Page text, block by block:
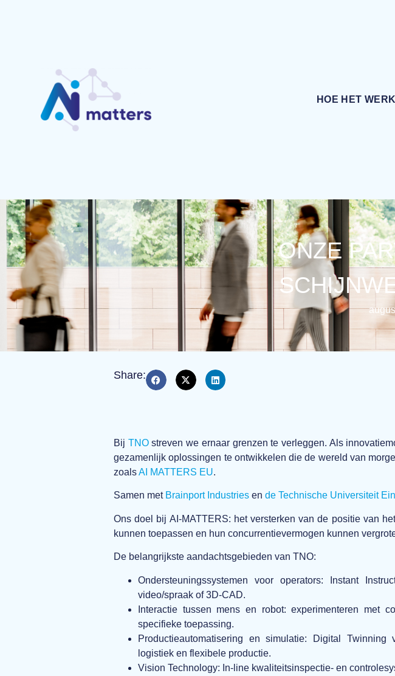
HOE HET
ONZE
Share:
Bij TNOstreven we ernaar grenzen te verleggen. Als
gezamenlijk oplossingen te ontwikkelen die de wereld van
zoalsAI MATTERS EU.
Samen met Brainport Industries en de Technische Universiteit
Ons doel bij AI-MATTERS: het versterken van de positie van
kunnen toepassen en hun concurrentievermogen kunnen
De belangrijkste aandachtsgebieden van TNO:
Ondersteuningssystemen voor operators: Instant
video/spraak of 3D-CAD.
Interactie tussen mens en robot: experimenteren met
specifieke toepassing.
Productieautomatisering en simulatie: Digital Twinning
logistiek en flexibele productie.
Vision Technology: In-line kwaliteitsinspectie- en